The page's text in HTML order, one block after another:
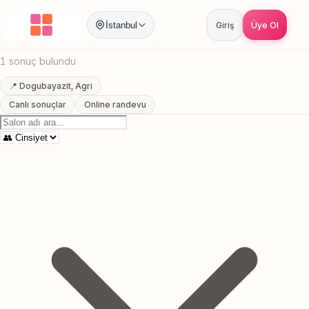
İstanbul Giriş Üye Ol
Anasayfa / Agri Dogubayazit Lazer Epilasyon
Dogubayazit, Agri Lazer Epilasyon
1 sonuç bulundu
📍 Dogubayazit, Agri
Canlı sonuçlar
Online randevu